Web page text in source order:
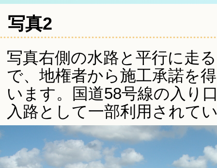
写真2
写真右側の水路と平行に走
で、地権者から施工承諾を
います。国道58号線の入り
入路として一部利用されて